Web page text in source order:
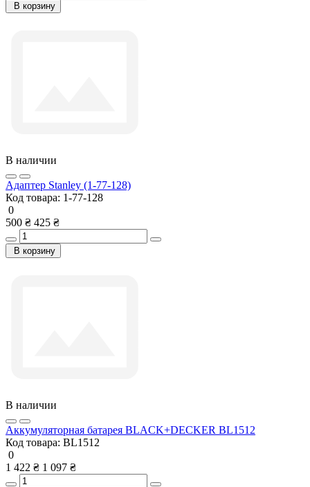
В корзину
В наличии
Адаптер Stanley (1-77-128)
Код товара: 1-77-128
0
500 ₴ 425 ₴
В корзину
В наличии
Аккумуляторная батарея BLACK+DECKER BL1512
Код товара: BL1512
0
1 422 ₴ 1 097 ₴